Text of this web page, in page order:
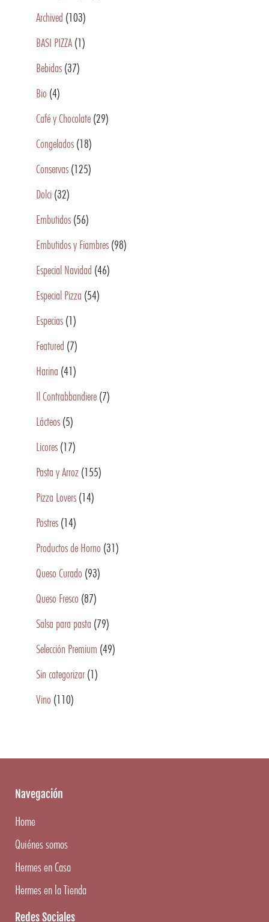
Archived (103)
BASI PIZZA (1)
Bebidas (37)
Bio (4)
Café y Chocolate (29)
Congelados (18)
Conservas (125)
Dolci (32)
Embutidos (56)
Embutidos y Fiambres (98)
Especial Navidad (46)
Especial Pizza (54)
Especias (1)
Featured (7)
Harina (41)
Il Contrabbandiere (7)
Lácteos (5)
Licores (17)
Pasta y Arroz (155)
Pizza Lovers (14)
Postres (14)
Productos de Horno (31)
Queso Curado (93)
Queso Fresco (87)
Salsa para pasta (79)
Selección Premium (49)
Sin categorizar (1)
Vino (110)
Navegación
Home
Quiénes somos
Hermes en Casa
Hermes en la Tienda
Redes Sociales